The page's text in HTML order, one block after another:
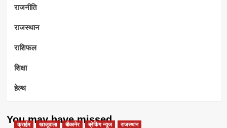
राजनीति
राजस्थान
राशिफल
शिक्षा
हेल्थ
You may have missed
क्राईम खाजूवाला बीकानेर ब्रेकिंग न्यूज राजस्थान